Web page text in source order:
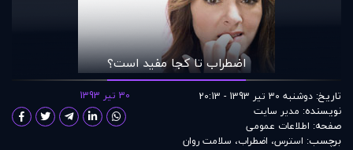
اضطراب تا کجا مفيد است؟
تاریخ: دوشنبه 30 تیر 1393 - 20:13
نویسنده: مدير سايت
صفحه: اطلاعات عمومی
برچسب: استرس، اضطراب، سلامت روان
30 تیر 1393